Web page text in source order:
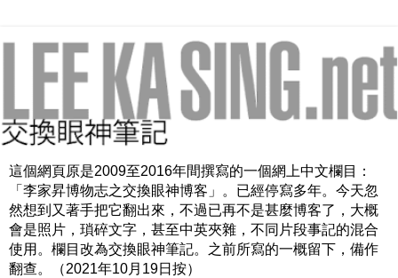
這個網頁原是2009至2016年間撰寫的一個網上中文欄目：
「李家昇博物志之交換眼神博客」。已經停寫多年。今天忽
然想到又著手把它翻出來，不過已再不是甚麼博客了，大概
會是照片，瑣碎文字，甚至中英夾雜，不同片段事記的混合
使用。欄目改為交換眼神筆記。之前所寫的一概留下，備作
翻查。（2021年10月19日按）